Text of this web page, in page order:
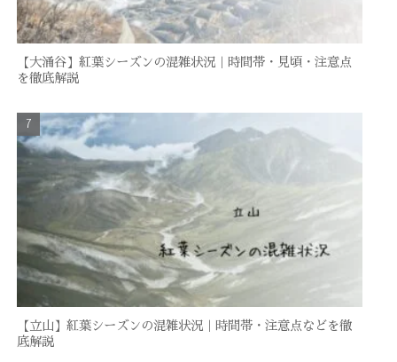
【大涌谷】紅葉シーズンの混雑状況｜時間帯・見頃・注意点
を徹底解説
【立山】紅葉シーズンの混雑状況｜時間帯・注意点などを徹
底解説